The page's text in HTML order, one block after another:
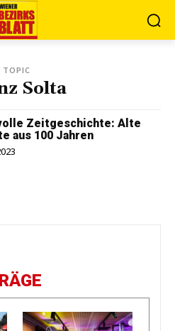
TOPIC
Solta
Zeitgeschichte: Alte
aus 100 Jahren